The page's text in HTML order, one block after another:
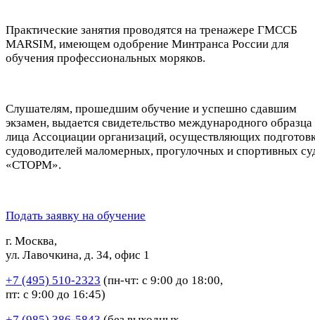
Практические занятия проводятся на тренажере ГМССБ
MARSIM, имеющем одобрение Минтранса России для
обучения профессиональных моряков.
Слушателям, прошедшим обучение и успешно сдавшим
экзамен, выдается свидетельство международного образца
лица Ассоциации организаций, осуществляющих
судоводителей маломерных, прогулочных и спортивных
«СТОРМ».
Подать заявку на обучение
г. Москва,
ул. Лавочкина, д. 34, офис 1
+7 (495) 510-2323 (пн-чт: с 9:00 до 18:00,
пт: с 9:00 до 16:45)